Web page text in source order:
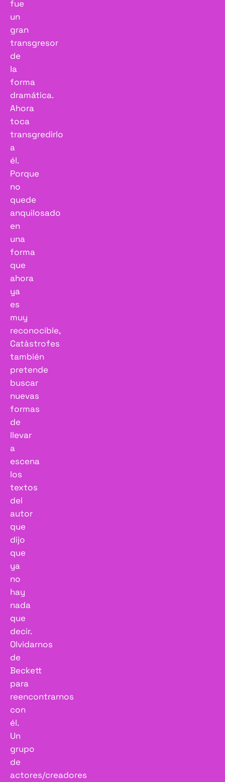
fue
un
gran
transgresor
de
la
forma
dramática.
Ahora
toca
transgredirlo
a
él.
Porque
no
quede
anquilosado
en
una
forma
que
ahora
ya
es
muy
reconocible,
Catàstrofes
también
pretende
buscar
nuevas
formas
de
llevar
a
escena
los
textos
del
autor
que
dijo
que
ya
no
hay
nada
que
decir.
Olvidarnos
de
Beckett
para
reencontrarnos
con
él.
Un
grupo
de
actores/creadores